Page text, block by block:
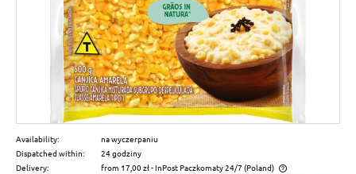
Availability:
na wyczerpaniu
Dispatched within:
24 godziny
Delivery:
from 17,00 zł- InPost Paczkomaty 24/7 (Poland)